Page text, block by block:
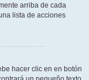
arriba de cada
lista de acciones
hacer clic en en botón